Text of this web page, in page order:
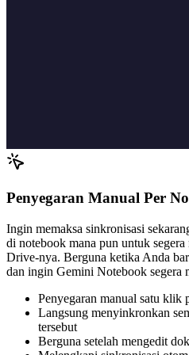
Penyegaran Manual Per
Ingin memaksa sinkronisasi
di notebook mana pun untuk
Drive-nya. Berguna ketika Anda
dan ingin Gemini Notebook segera
Penyegaran manual satu klik
Langsung menyinkronkan
tersebut
Berguna setelah mengedit